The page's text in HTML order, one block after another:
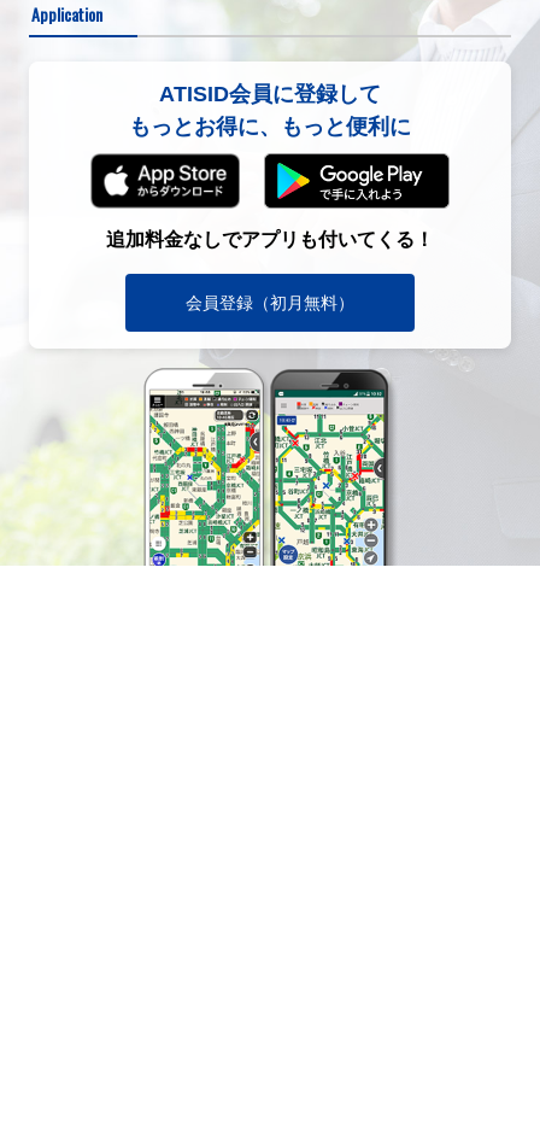
Application
ATISID会員に登録して
もっとお得に、もっと便利に
追加料金なしでアプリも付いてくる！
会員登録（初月無料）